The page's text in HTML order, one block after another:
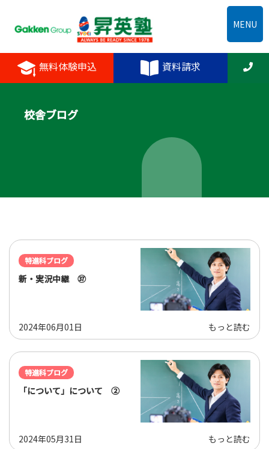
無料体験申込 資料請求
MENU
校舎ブログ
特進科ブログ
新・実況中継 ㊲
2024年06月01日 もっと読む
特進科ブログ
「について」について ②
2024年05月31日 もっと読む